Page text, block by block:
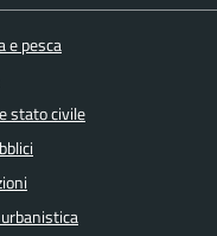
e pesca
stato civile